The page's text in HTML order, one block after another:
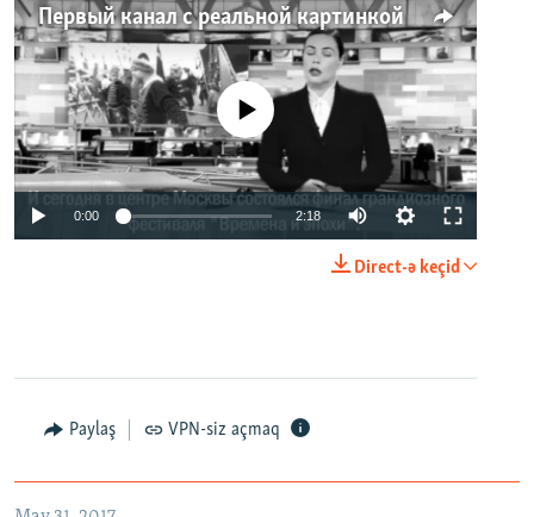
Первый канал с реальной картинкой
No media source currently available
0:00 2:18
Direct-ə keçid
Paylaş VPN-siz açmaq